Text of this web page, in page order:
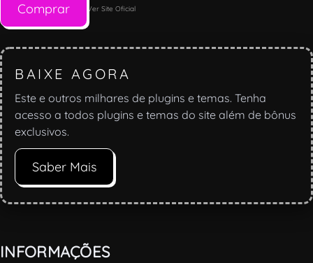
Comprar Ver Site Oficial
BAIXE AGORA
Este e outros milhares de plugins e temas. Tenha
acesso a todos plugins e temas do site além de bônus
exclusivos.
Saber Mais
INFORMAÇÕES